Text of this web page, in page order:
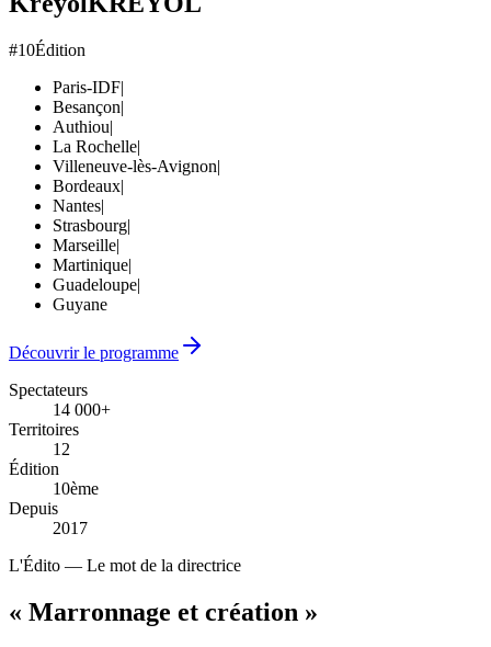
#10Édition
Paris-IDF|
Besançon|
Authiou|
La Rochelle|
Villeneuve-lès-Avignon|
Bordeaux|
Nantes|
Strasbourg|
Marseille|
Martinique|
Guadeloupe|
Guyane
Découvrir le programme
Spectateurs
14 000+
14 000+
Territoires
12
12
Édition
10ème
10ème
Depuis
2017
2017
L'Édito — Le mot de la directrice
« Marronnage et création »